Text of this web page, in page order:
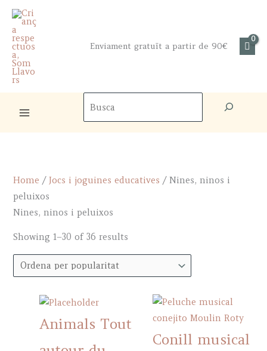
Skip
content
Enviament gratuït a partir de 90€
Home /Jocs i joguines educatives / Nines, ninos i
peluixos
Nines, ninos i peluixos
Showing 1–30 of 36 results
by
Animals Tout
Conill musical